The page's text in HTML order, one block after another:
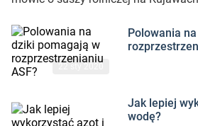
Mazurach.
Polowania
Polowania na dziki pomagają w
Jak lepiej
wodę?
Jak lepiej wykorzystać azot i wodę? -